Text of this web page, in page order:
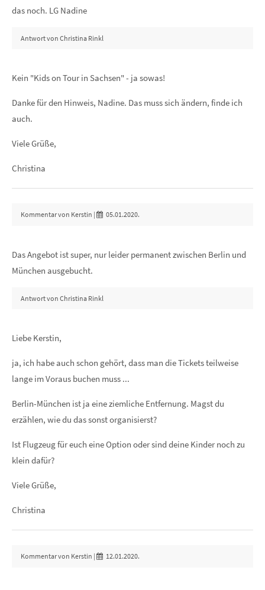
das noch. LG Nadine
Antwort von Christina Rinkl
Kein "Kids on Tour in Sachsen" - ja sowas!
Danke für den Hinweis, Nadine. Das muss sich ändern, finde ich
auch.
Viele Grüße,
Christina
Kommentar von Kerstin | 05.01.2020.
Das Angebot ist super, nur leider permanent zwischen Berlin und
München ausgebucht.
Antwort von Christina Rinkl
Liebe Kerstin,
ja, ich habe auch schon gehört, dass man die Tickets teilweise
lange im Voraus buchen muss ...
Berlin-München ist ja eine ziemliche Entfernung. Magst du
erzählen, wie du das sonst organisierst?
Ist Flugzeug für euch eine Option oder sind deine Kinder noch zu
klein dafür?
Viele Grüße,
Christina
Kommentar von Kerstin | 12.01.2020.